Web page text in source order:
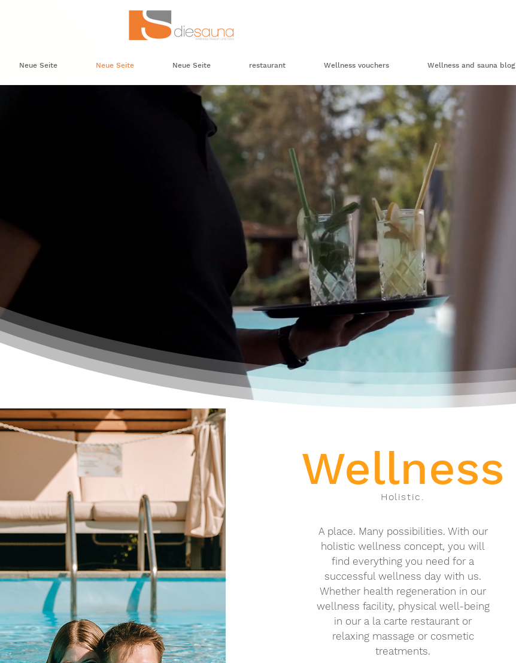
Neue Seite Neue Seite Neue Seite restaurant Wellness vouchers Wellness and sauna blog
Wellness
Holistic.
A place. Many possibilities. With our
holistic wellness concept, you will
find everything you need for a
successful wellness day with us.
Whether health regeneration in our
wellness facility, physical well-being
in our a la carte restaurant or
relaxing massage or cosmetic
treatments.